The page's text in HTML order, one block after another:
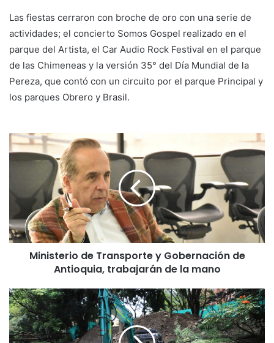
Las fiestas cerraron con broche de oro con una serie de
actividades; el concierto Somos Gospel realizado en el
parque del Artista, el Car Audio Rock Festival en el parque
de las Chimeneas y la versión 35° del Día Mundial de la
Pereza, que contó con un circuito por el parque Principal y
los parques Obrero y Brasil.
Ministerio de Transporte y Gobernación de
Antioquia, trabajarán de la mano